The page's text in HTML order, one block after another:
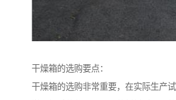
干燥箱的选购要点：
干燥箱的选购非常重要，在实际生产